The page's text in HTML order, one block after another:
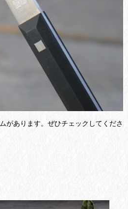
があります。ぜひチェックしてくださ